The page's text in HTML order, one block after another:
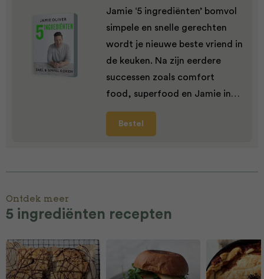
Jamie ‘5 ingrediënten’ bomvol
simpele en snelle gerechten
wordt je nieuwe beste vriend in
de keuken. Na zijn eerdere
successen zoals comfort
food, superfood en Jamie in…
Bestel
Ontdek meer
5 ingrediënten recepten